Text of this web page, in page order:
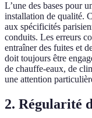
L’une des bases pour
installation de qualité.
aux spécificités
conduits. Les erreurs
entraîner des fuites et
doit toujours être
de chauffe-eaux, de
une attention
2. Régularité